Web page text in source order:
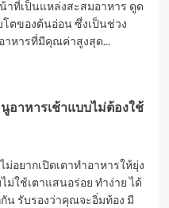
าที่เป็นแหล่งสะสมอาหาร ดูด
โตของต้นอ่อน ซึ่งเป็นช่วง
าหารที่มีคุณค่าสูงสุด...
อาหารเช้าแบบไม่ต้องใช้
อยากเปิดเตาทำอาหารให้ยุ่ง
ม่ใช้เตาแสนอร่อย ทำง่าย ได้
น รับรองว่าคุณจะอิ่มท้อง มี